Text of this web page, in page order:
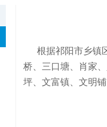
根据祁阳市乡镇
桥、三口塘、肖家
坪、文富镇、文明